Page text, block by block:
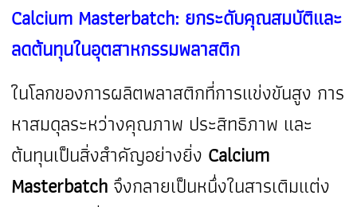
Calcium Masterbatch: ยกระดับคุณสมบัติและ
ลดต้นทุนในอุตสาหกรรมพลาสติก
ในโลกของการผลิตพลาสติกที่การแข่งขันสูง การ
หาสมดุลระหว่างคุณภาพ ประสิทธิภาพ และ
ต้นทุนเป็นสิ่งสำคัญอย่างยิ่ง Calcium
Masterbatch จึงกลายเป็นหนึ่งในสารเติมแต่ง